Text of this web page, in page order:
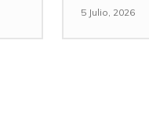
5 Julio, 2026